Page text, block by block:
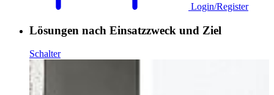
Login/Register
Lösungen nach Einsatzzweck und Ziel
Schalter